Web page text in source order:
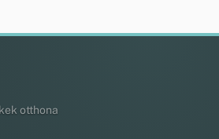
otthona